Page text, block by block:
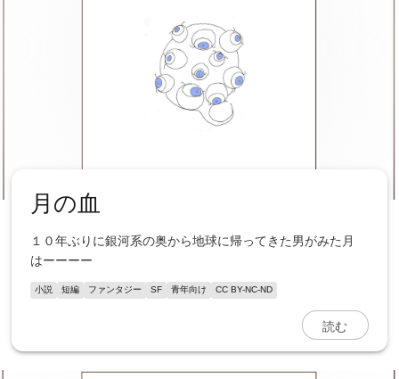
月の血
１０年ぶりに銀河系の奥から地球に帰ってきた男がみた月
はーーーー
小説 短編 ファンタジー SF 青年向け CC BY-NC-ND
読む